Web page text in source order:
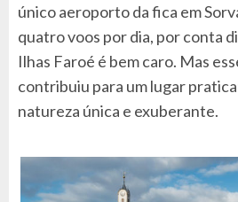
único aeroporto da fica em
quatro voos por dia, por conta
Ilhas Faroé é bem caro. Mas
contribuiu para um lugar
natureza única e exuberante.